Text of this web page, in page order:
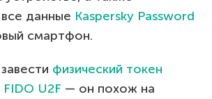
данные Kaspersky Password
смартфон.
завести физический токен
U2F — он похож на